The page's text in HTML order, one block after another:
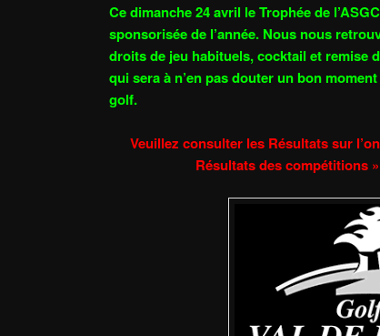
Ce dimanche 24 avril le Trophée de
sponsorisée de l’année. Nous nous
droits de jeu habituels, cocktail et remise
qui sera à n’en pas douter un bon
golf.
Veuillez consulter les Résultats sur
Résultats des compétitions